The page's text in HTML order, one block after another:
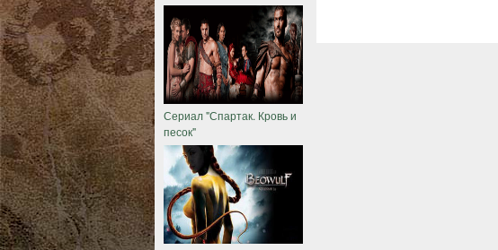
Сериал "Спартак. Кровь и
песок"